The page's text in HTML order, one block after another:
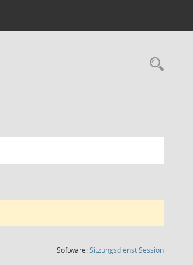
Software:SitzungsdienstSession(Wird in